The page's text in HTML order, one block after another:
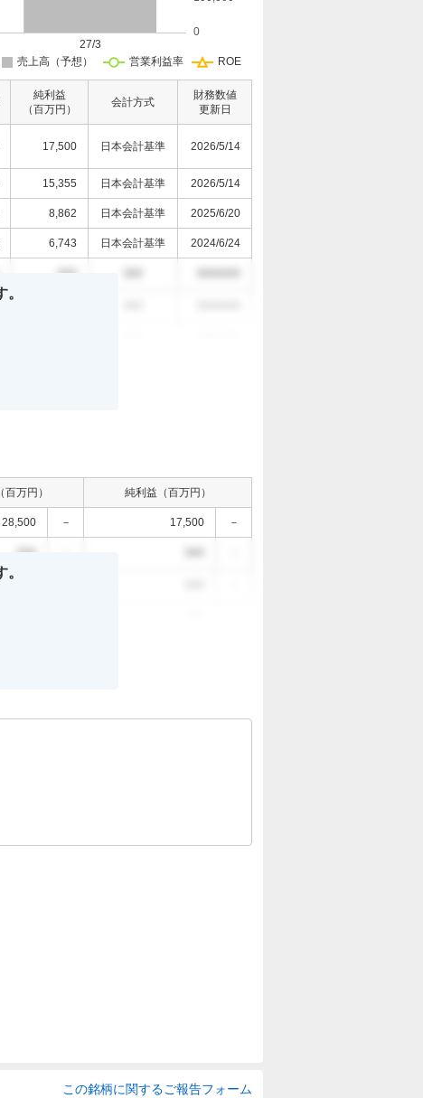
純利益
（百万円）
会計方式
財務数値
更新日
17,500 日本会計基準 2026/5/14
15,355 日本会計基準 2026/5/14
8,862 日本会計基準 2025/6/20
6,743 日本会計基準 2024/6/24
000
万円） 純利益（百万円）
28,500 － 17,500 －
000
この銘柄に関するご報告フォーム